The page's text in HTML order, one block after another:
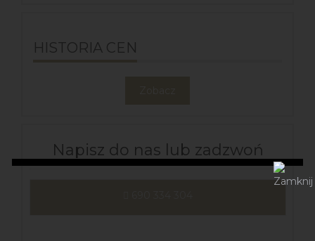
HISTORIA CEN
Napisz do nas lub zadzwoń